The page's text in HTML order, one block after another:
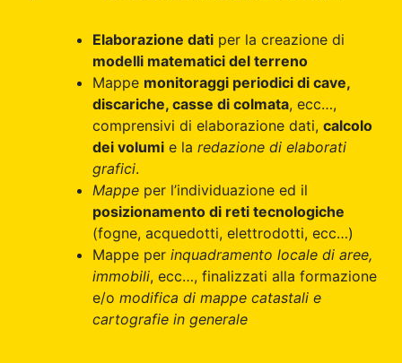
Elaborazione dati per la creazione di
modelli matematici del terreno
Mappe monitoraggi periodici di cave,
discariche, casse di colmata, ecc…,
comprensivi di elaborazione dati, calcolo
dei volumi e la redazione di elaborati
grafici.
Mappe per l’individuazione ed il
posizionamento di reti tecnologiche
(fogne, acquedotti, elettrodotti, ecc…)
Mappe per inquadramento locale di aree,
immobili, ecc…, finalizzati alla formazione
e/o modifica di mappe catastali e
cartografie in generale